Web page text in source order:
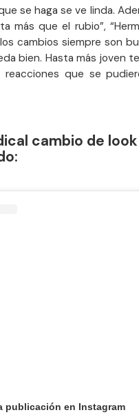
se haga se ve linda.
más que el rubio”,
cambios siempre son
bien. Hasta más joven
que se
cambio de
publicación en Instagram